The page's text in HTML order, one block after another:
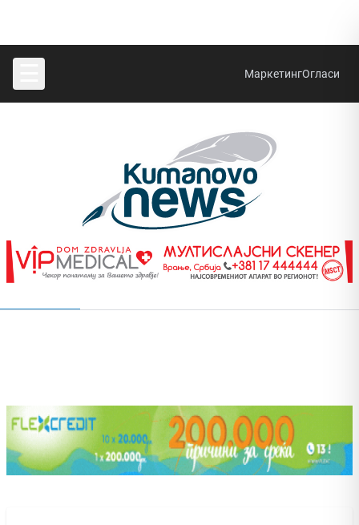
МаркетингОгласи